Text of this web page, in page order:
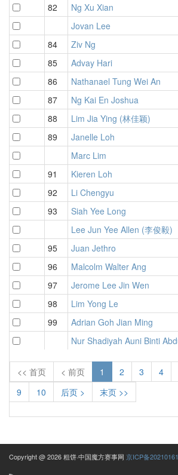
82
Ng Xu Xian
Jovan Lee
84
Ziv Ng
85
Advay Hari
86
Nathanael Tung Wei An
87
Ng Kai En Joshua
88
Lim Jia Ying (林佳颖)
89
Janelle Loh
Marc Lim
91
Kieren Loh
92
Li Chengyu
93
Siah Yee Long
Lee Jun Yee Allen (李俊毅)
95
Juan Jethro
96
Malcolm Walter Ang
97
Jerome Lee Jin Wen
98
Lim Yong Le
99
Adrian Goh Jian Ming
Nur Shadiyah Auni Binti
<< 首页 < 前页 1 2 3 4
9
10 后页 > 末页 >>
Copyright @ 2026 粗饼·中国魔方赛事网 京ICP备